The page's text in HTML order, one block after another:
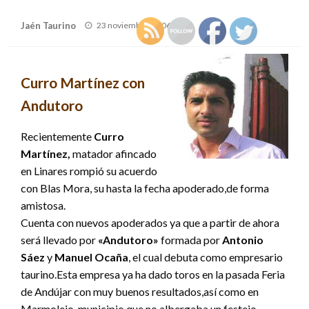
Jaén Taurino
Publicado
23 noviembre, 2006
Curro Martínez con
Andutoro
Recientemente Curro
Martínez, matador afincado
en Linares rompió su acuerdo
con Blas Mora, su hasta la fecha apoderado,de forma
amistosa.
Cuenta con nuevos apoderados ya que a partir de ahora
será llevado por «Andutoro» formada por Antonio
Sáez y Manuel Ocaña , el cual debuta como empresario
taurino.Esta empresa ya ha dado toros en la pasada Feria
de Andújar con muy buenos resultados,así como en